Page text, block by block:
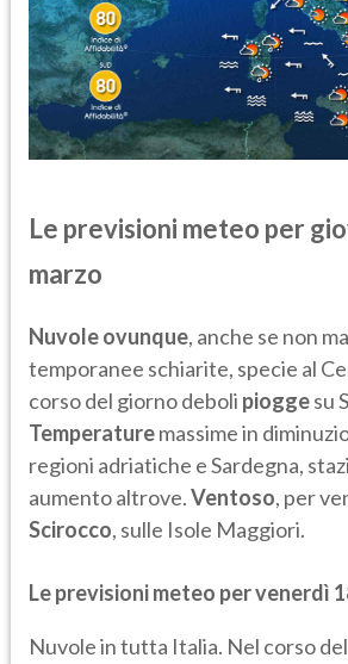
Le previsioni meteo per
marzo
Nuvole ovunque, anche se non
temporanee schiarite, specie al
corso del giorno deboli pioggesu
Temperaturemassime in
regioni adriatiche e Sardegna,
aumento altrove.Ventoso, per
Scirocco, sulle Isole Maggiori.
Le previsioni meteo per venerdì
Nuvole in tutta Italia. Nel corso